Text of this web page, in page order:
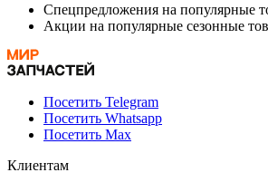
Спецпредложения на популярные
Акции на популярные сезонные
Посетить Telegram
Посетить Whatsapp
Посетить Max
Клиентам